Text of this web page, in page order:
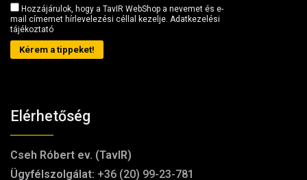
Hozzájárulok, hogy a TavIR WebShop a nevemet és e-
mail címemet hírlevelezési céllal kezelje. Adatkezelési
tájékoztató
Kérem a tippeket!
Elérhetőség
Cseh Róbert ev. (TavIR)
Ügyfélszolgálat: +36 (20) 99-23-781